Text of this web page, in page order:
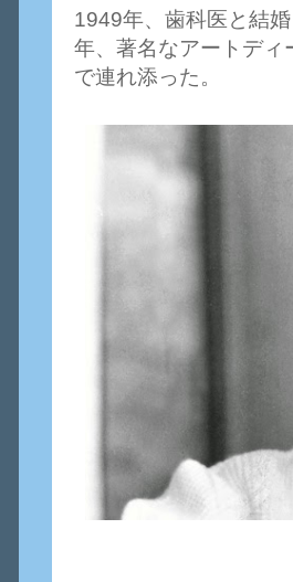
1949年、歯科医と結
年、著名なアートデ
で連れ添った。